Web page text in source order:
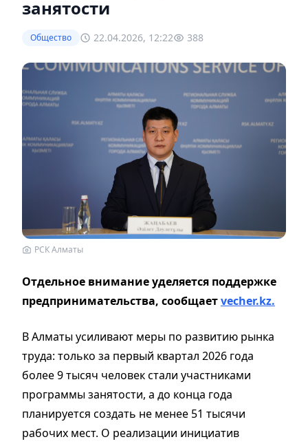
занятости
Общество 22.04.2026, 12:22 388
РСК Алматы
Отдельное внимание уделяется поддержке
предпринимательства, сообщаетvecher.kz.
В Алматы усиливают меры по развитию рынка
труда: только за первый квартал 2026 года
более 9 тысяч человек стали участниками
программы занятости, а до конца года
планируется создать не менее 51 тысячи
рабочих мест. О реализации инициатив